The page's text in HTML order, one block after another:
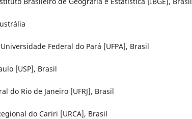
Federal do Pará [UFPA], Brasil
[USP], Brasil
do Rio de Janeiro [UFRJ], Brasil
do Cariri [URCA], Brasil